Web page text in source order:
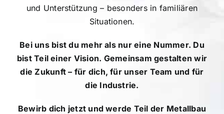
und Unterstützung – besonders in familiären
Situationen.
Bei uns bist du mehr als nur eine Nummer. Du
bist Teil einer Vision. Gemeinsam gestalten wir
die Zukunft – für dich, für unser Team und für
die Industrie.
Bewirb dich jetzt und werde Teil der Metallbau